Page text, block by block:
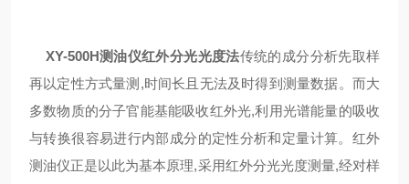
XY-500H测油仪红外分光光度法传统的成分分析先取样
再以定性方式量测,时间长且无法及时得到测量数据。而大
多数物质的分子官能基能吸收红外光,利用光谱能量的吸收
与转换很容易进行内部成分的定性分析和定量计算。红外
测油仪正是以此为基本原理,采用红外分光光度测量,经对样